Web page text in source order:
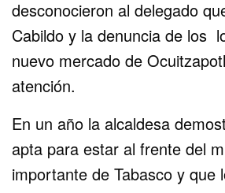
desconocieron al delegado
Cabildo y la denuncia de los
nuevo mercado de
atención.
En un año la alcaldesa
apta para estar al frente del
importante de Tabasco y que